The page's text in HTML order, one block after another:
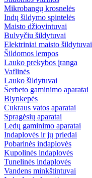
Mikrobangų krosnelės
Indų šildymo spintelės
Maisto džiovintuvai
Bulvyčiu šildytuvai
Elektriniai maisto šildytuvai
Šildomos lempos
Lauko prekybos įranga
Vaflinės
Lauko šildytuvai
Šerbeto gaminimo aparatai
Blynkepės
Cukraus vatos aparatai
Spragėsių aparatai
Ledų gaminimo aparatai
Indaplovės ir jų priedai
Pobarinės indaplovės
Kupolinės indaplovės
Tunelinės indaplovės
Vandens minkštintuvai